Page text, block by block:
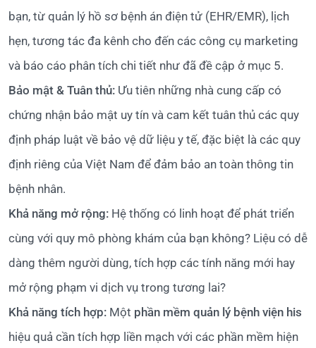
bạn, từ quản lý hồ sơ bệnh án điện tử (EHR/EMR), lịch
hẹn, tương tác đa kênh cho đến các công cụ marketing
và báo cáo phân tích chi tiết như đã đề cập ở mục 5.
Bảo mật & Tuân thủ: Ưu tiên những nhà cung cấp có
chứng nhận bảo mật uy tín và cam kết tuân thủ các quy
định pháp luật về bảo vệ dữ liệu y tế, đặc biệt là các quy
định riêng của Việt Nam để đảm bảo an toàn thông tin
bệnh nhân.
Khả năng mở rộng: Hệ thống có linh hoạt để phát triển
cùng với quy mô phòng khám của bạn không? Liệu có dễ
dàng thêm người dùng, tích hợp các tính năng mới hay
mở rộng phạm vi dịch vụ trong tương lai?
Khả năng tích hợp: Một phần mềm quản lý bệnh viện his
hiệu quả cần tích hợp liền mạch với các phần mềm hiện